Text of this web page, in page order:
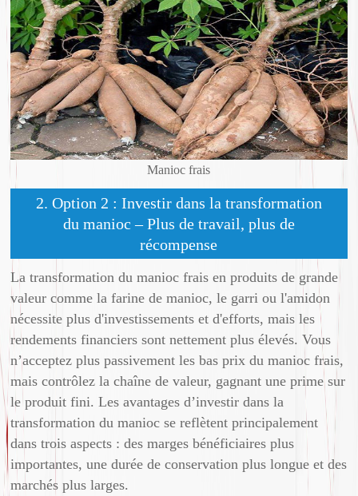
Manioc frais
2. Option 2 : Investir dans la transformation
du manioc – Plus de travail, plus de
récompense
La transformation du manioc frais en produits de grande
valeur comme la farine de manioc, le garri ou l'amidon
nécessite plus d'investissements et d'efforts, mais les
rendements financiers sont nettement plus élevés. Vous
n’acceptez plus passivement les bas prix du manioc frais,
mais contrôlez la chaîne de valeur, gagnant une prime sur
le produit fini. Les avantages d’investir dans la
transformation du manioc se reflètent principalement
dans trois aspects : des marges bénéficiaires plus
importantes, une durée de conservation plus longue et des
marchés plus larges.